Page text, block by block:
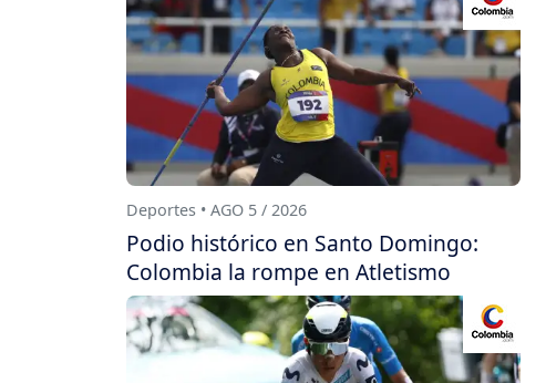
Deportes • AGO 5 / 2026
Podio histórico en Santo Domingo:
Colombia la rompe en Atletismo